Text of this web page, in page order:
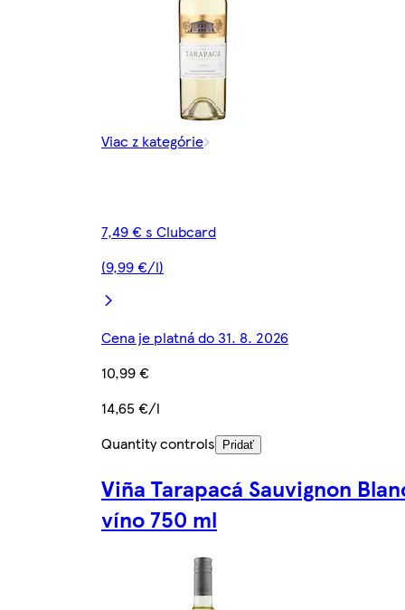
Viac z kategórie
7,49 € s Clubcard
(9,99 €/l)
Cena je platná do 31. 8. 2026
10,99 €
14,65 €/l
Quantity controls
Pridať
Viña Tarapacá Sauvignon
víno 750 ml